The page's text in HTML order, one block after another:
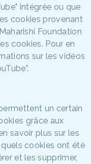
intégrée ou que
cookies provenant
Foundation
cookies. Pour en
sur les vidéos
un certain
grâce aux
savoir plus sur les
cookies ont été
et les supprimer,